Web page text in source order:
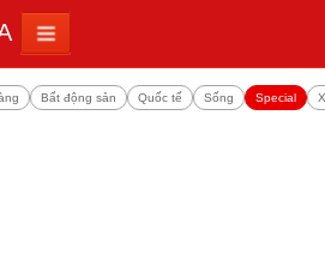
Bất động sản Quốc tế Sống Special